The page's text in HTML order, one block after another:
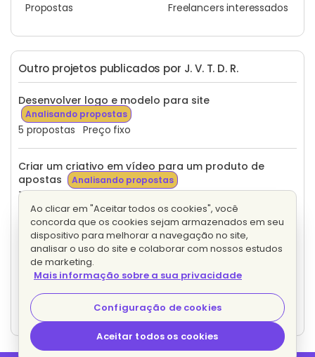
Propostas Freelancers interessados
Outro projetos publicados por J. V. T. D. R.
Desenvolver logo e modelo para site
Analisando propostas
5 propostas Preço fixo
Criar um criativo em vídeo para um produto de
apostas
Analisando propostas
7 propostas
Gestor de trafego do tiktok Analisando propostas
5 propostas Preço fixo
Gestor de trafego para Plr de relacionamento
Analisando propostas
11 propostas Preço fixo
Ao clicar em "Aceitar todos os cookies", você
concorda que os cookies sejam armazenados em seu
dispositivo para melhorar a navegação no site,
analisar o uso do site e colaborar com nossos estudos
de marketing.
Mais informação sobre a sua privacidade
Configuração de cookies
Aceitar todos os cookies